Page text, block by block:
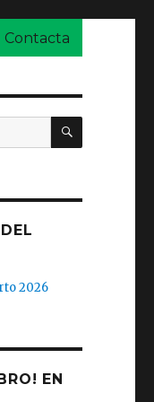
Contacta
BUSCAR
EN